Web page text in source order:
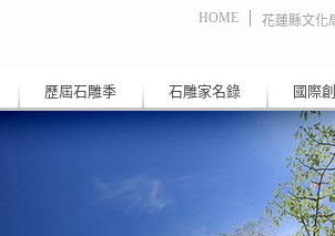
HOME 花蓮縣文化
歷屆石雕季 石雕家名錄 國際